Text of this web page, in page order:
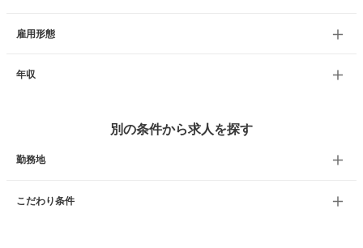
雇用形態
年収
別の条件から求人を探す
勤務地
こだわり条件